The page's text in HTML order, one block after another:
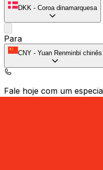
DKK - Coroa dinamarquesa
Para
CNY - Yuan Renminbi chinês
Fale hoje com um